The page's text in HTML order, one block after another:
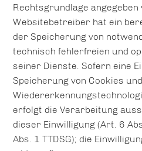
Rechtsgrundlage
Websitebetreiber hat ein
der Speicherung von
technisch fehlerfreien und
seiner Dienste. Sofern eine
Speicherung von Cookies
erfolgt die Verarbeitung
dieser Einwilligung (Art. 6
Abs. 1 TTDSG); die